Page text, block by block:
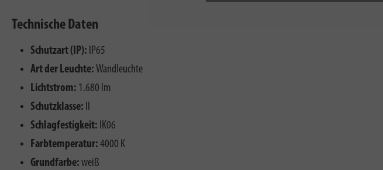
Technische Daten
Schutzart (IP): IP65
Art der Leuchte: Wandleuchte
Lichtstrom: 1.680 lm
Schutzklasse: II
Schlagfestigkeit: IK06
Farbtemperatur: 4000 K
Grundfarbe: weiß